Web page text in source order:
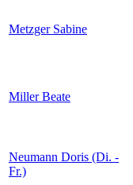
Metzger Sabine
Miller Beate
Neumann Doris (Di. -
Fr.)